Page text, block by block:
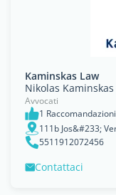
Kaminskas Law
Nikolas Kaminskas
Avvocati
1 Raccomandazioni
5511912072456
Contattaci